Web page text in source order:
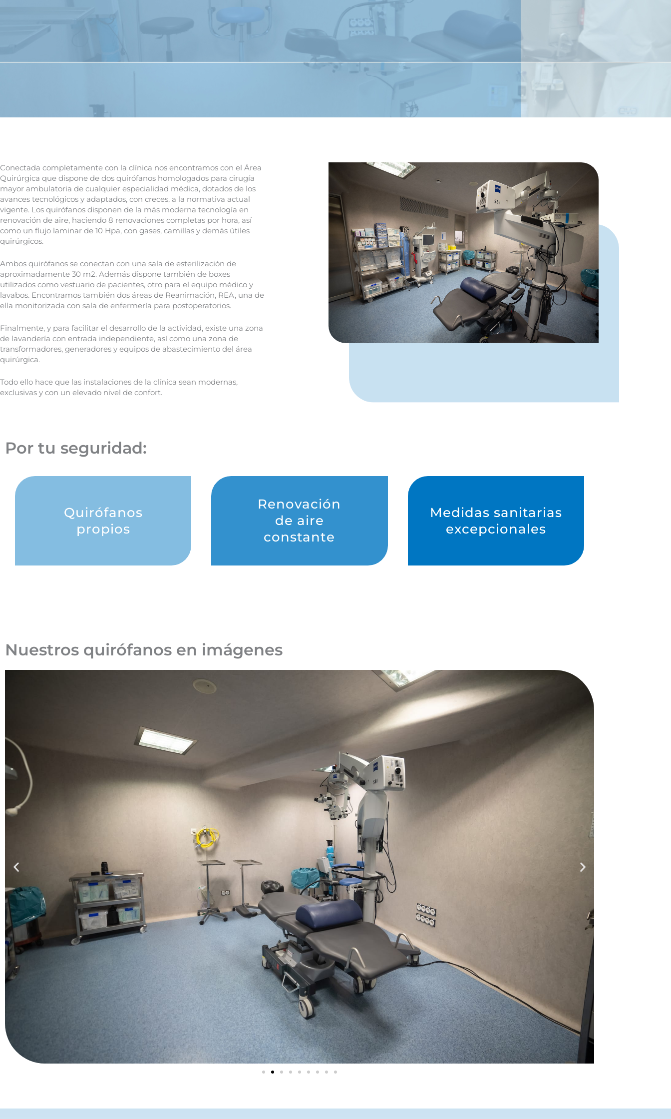
Conectada completamente con la clínica nos encontramos con el Área
Quirúrgica que dispone de dos quirófanos homologados para cirugía
mayor ambulatoria de cualquier especialidad médica, dotados de los
avances tecnológicos y adaptados, con creces, a la normativa actual
vigente. Los quirófanos disponen de la más moderna tecnología en
renovación de aire, haciendo 8 renovaciones completas por hora, así
como un flujo laminar de 10 Hpa, con gases, camillas y demás útiles
quirúrgicos.
Ambos quirófanos se conectan con una sala de esterilización de
aproximadamente 30 m2. Además dispone también de boxes
utilizados como vestuario de pacientes, otro para el equipo médico y
lavabos. Encontramos también dos áreas de Reanimación, REA, una de
ella monitorizada con sala de enfermería para postoperatorios.
Finalmente, y para facilitar el desarrollo de la actividad, existe una zona
de lavandería con entrada independiente, así como una zona de
transformadores, generadores y equipos de abastecimiento del área
quirúrgica.
Todo ello hace que las instalaciones de la clínica sean modernas,
exclusivas y con un elevado nivel de confort.
Por tu seguridad:
Quirófanos
propios
Renovación
de aire
constante
Medidas sanitarias
excepcionales
Nuestros quirófanos en imágenes